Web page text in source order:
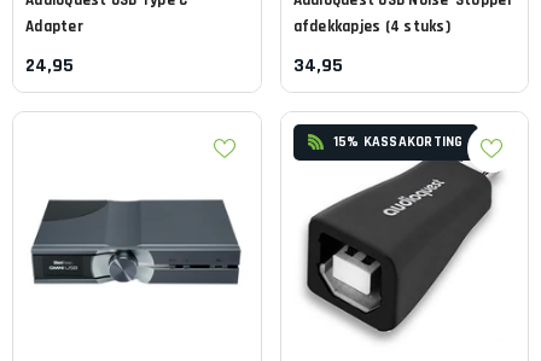
Adapter
24,95
afdekkapjes (4 stuks)
34,95
15% KASSAKORTING